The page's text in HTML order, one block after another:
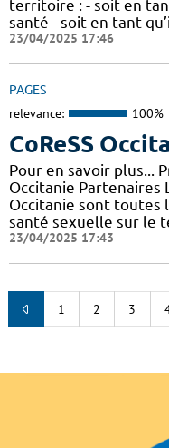
territoire : - soit en
santé - soit en tant
23/04/2025 17:46
PAGES
relevance: 100%
CoReSS
Pour en savoir plus...
Occitanie Partenaires
Occitanie sont toutes
santé sexuelle sur le
23/04/2025 17:43
1 2 3